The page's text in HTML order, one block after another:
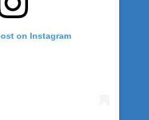
on Instagram